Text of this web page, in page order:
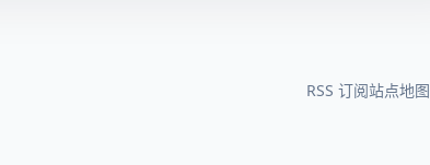
RSS 订阅站点地图